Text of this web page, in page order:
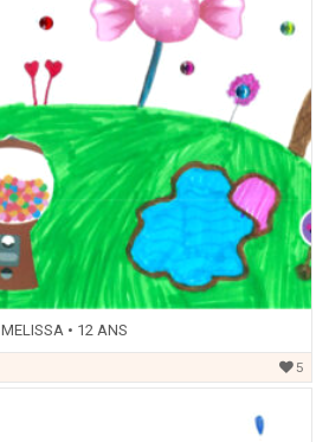
MELISSA • 12 ANS
5